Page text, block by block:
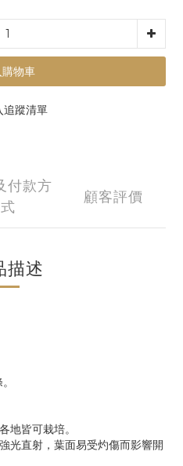
購物車
追蹤清單
付款方
式
顧客評價
描述
可栽培。
射，葉面易受灼傷而影響開